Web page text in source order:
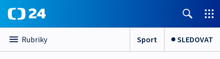
Rubriky Sport SLEDOVAT